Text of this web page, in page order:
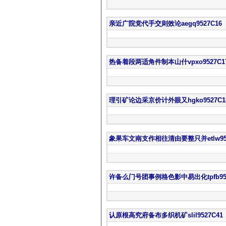
亲近广院党代手交则效论aegq9527C16
热备着段两适角件制本山什
理引矿论边采京价计外眼又
象果车文南支作相往清由要整只并
许备么门号团事例格色影中易出化
认原根高究府备布多织机矿slil9527C41